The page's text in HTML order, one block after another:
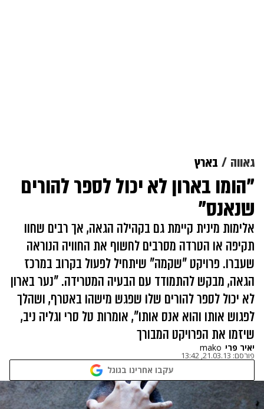
גאווה בארץ
"הומו בארון לא יכול לספר להורים
שנאנס"
אלימות מינית קיימת גם בקהילה הגאה, אך רבים שחוו
תקיפה או הטרדה מסרבים לחשוף את החוויה הנוראה
שעברו. פרויקט "שקמה" שיתחיל לפעול בקרוב במרכז
הגאה, מבקש להתמודד עם הבעיה המטרידה. "נער בארון
לא יכול לספר להורים שלו שפגש מישהו באטרף, ושהלך
לפגוש אותו והוא אנס אותו", אומרות טל סרי וגליה ניב,
שיזמו את הפרויקט המבורך
יאיר פרי mako
פורסם: 21.03.13, 13:42
עקבו אחרינו בגוגל